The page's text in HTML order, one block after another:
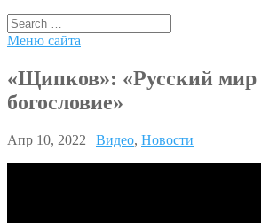
Меню сайта
«Щипков»: «Русский мир
богословие»
Апр 10, 2022 | Видео, Новости